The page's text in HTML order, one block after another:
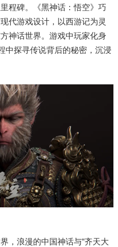
程碑。《黑神话：悟空》巧
代游戏设计，以西游记为灵
神话世界。游戏中玩家化身
中探寻传说背后的秘密，沉浸
，浪漫的中国神话与“齐天大